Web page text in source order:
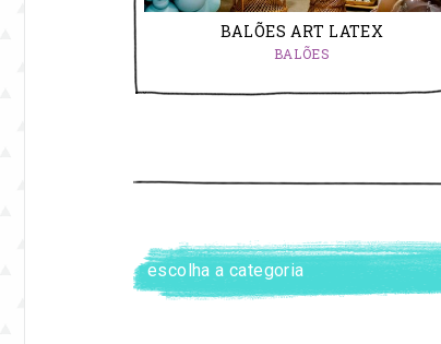
BALÕES ART LATEX
BALÕES
FILTRAR
FORNECEDORES
escolha
a